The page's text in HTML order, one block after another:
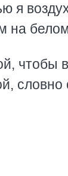
я
на
чтобы
словно